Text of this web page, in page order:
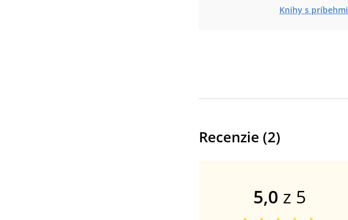
Knihy s príbehmi
Recenzie (2)
5,0 z 5